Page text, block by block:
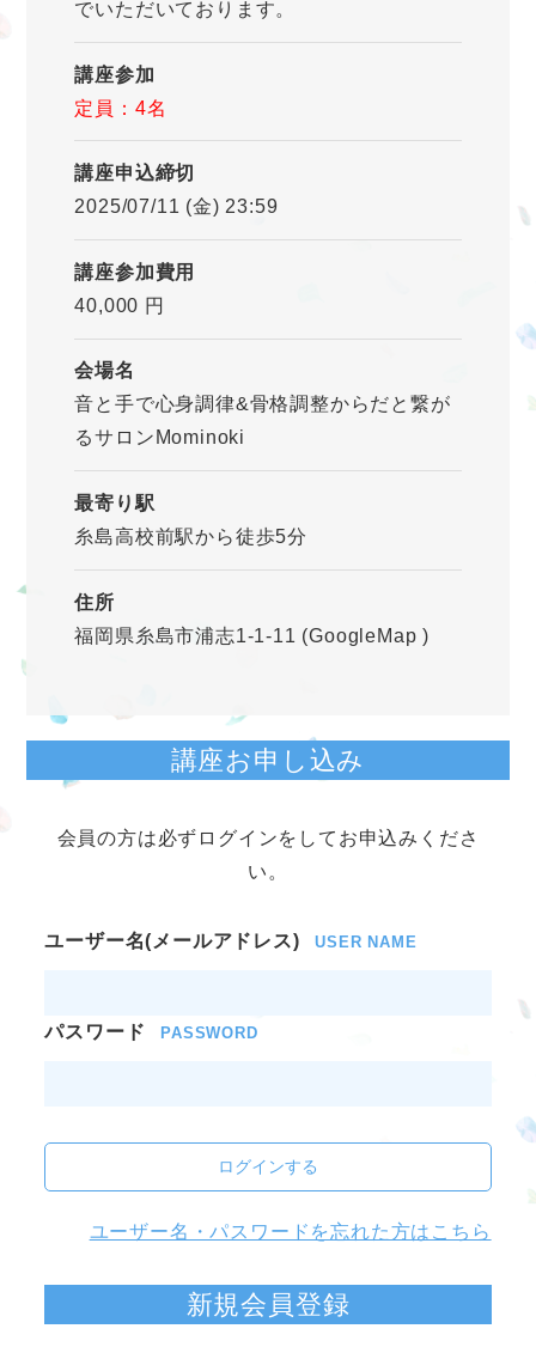
でいただいております。
講座参加
定員：4名
講座申込締切
2025/07/11 (金) 23:59
講座参加費用
40,000 円
会場名
音と手で心身調律&骨格調整からだと繋が
るサロンMominoki
最寄り駅
糸島高校前駅から徒歩5分
住所
福岡県糸島市浦志1-1-11 (GoogleMap)
講座お申し込み
会員の方は必ずログインをしてお申込みくださ
い。
ユーザー名(メールアドレス) USER NAME
パスワード PASSWORD
ログインする
ユーザー名・パスワードを忘れた方はこちら
新規会員登録